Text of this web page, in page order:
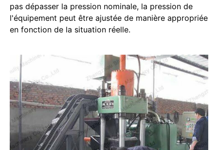
pas dépasser la pression nominale, la pression de
l'équipement peut être ajustée de manière appropriée
en fonction de la situation réelle.